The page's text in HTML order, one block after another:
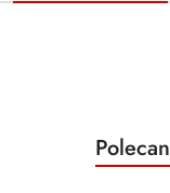
Pomiń
o